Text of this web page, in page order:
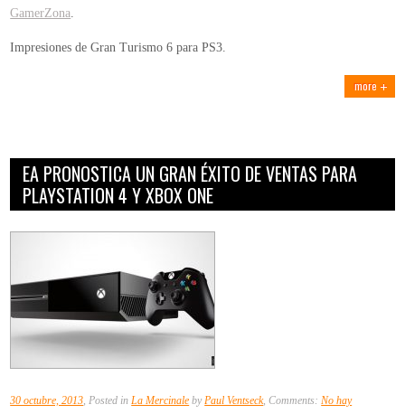
GamerZona.
Impresiones de Gran Turismo 6 para PS3.
more
EA PRONOSTICA UN GRAN ÉXITO DE VENTAS PARA
PLAYSTATION 4 Y XBOX ONE
30 octubre, 2013, Posted inLa Mercinale byPaul Ventseck, Comments:No hay